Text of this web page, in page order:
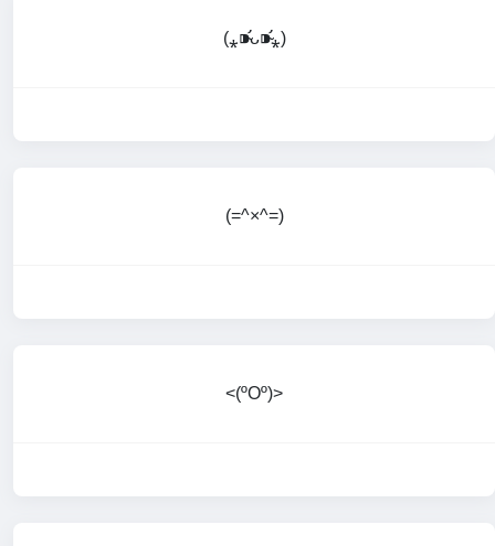
(⁎⁍̴̛ᴗ⁍̴̛⁎)
(=^×^=)
<(ºOº)>